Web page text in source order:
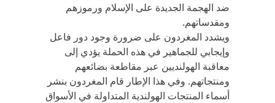
ضد الهجمة الجديدة على الإسلام ورموزهم
ومقدساتهم.
ويشدد المغردون على ضرورة وجود دور فاعل
وإيجابي للجماهير في هذه الحملة يؤدي إلى
معاقبة الهولنديين عبر مقاطعة بضائعهم
ومنتجاتهم. وفي هذا الإطار قام المغردون بنشر
أسماء المنتجات الهولندية المتداولة في الأسواق